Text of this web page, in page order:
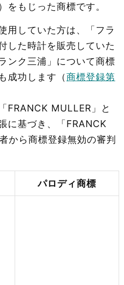
をもじった商標です。
用していた方は、「フラ
した時計を販売していた
ンク三浦」について商標
成功します（商標登録第
FRANCK MULLER」と
に基づき、「FRANCK
から商標登録無効の審判
パロディ商標